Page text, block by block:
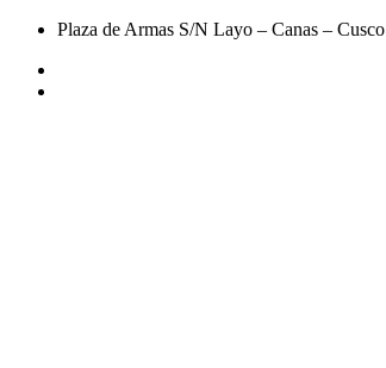
Plaza de Armas S/N Layo – Canas – Cusco